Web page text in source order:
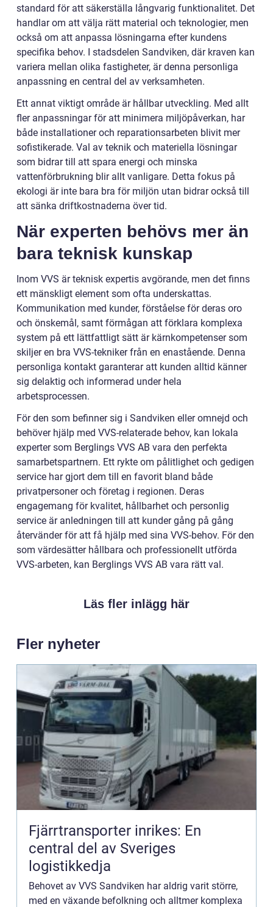
standard för att säkerställa långvarig funktionalitet. Det
handlar om att välja rätt material och teknologier, men
också om att anpassa lösningarna efter kundens
specifika behov. I stadsdelen Sandviken, där kraven kan
variera mellan olika fastigheter, är denna personliga
anpassning en central del av verksamheten.
Ett annat viktigt område är hållbar utveckling. Med allt
fler anpassningar för att minimera miljöpåverkan, har
både installationer och reparationsarbeten blivit mer
sofistikerade. Val av teknik och materiella lösningar
som bidrar till att spara energi och minska
vattenförbrukning blir allt vanligare. Detta fokus på
ekologi är inte bara bra för miljön utan bidrar också till
att sänka driftkostnaderna över tid.
När experten behövs mer än
bara teknisk kunskap
Inom VVS är teknisk expertis avgörande, men det finns
ett mänskligt element som ofta underskattas.
Kommunikation med kunder, förståelse för deras oro
och önskemål, samt förmågan att förklara komplexa
system på ett lättfattligt sätt är kärnkompetenser som
skiljer en bra VVS-tekniker från en enastående. Denna
personliga kontakt garanterar att kunden alltid känner
sig delaktig och informerad under hela
arbetsprocessen.
För den som befinner sig i Sandviken eller omnejd och
behöver hjälp med VVS-relaterade behov, kan lokala
experter som Berglings VVS AB vara den perfekta
samarbetspartnern. Ett rykte om pålitlighet och gedigen
service har gjort dem till en favorit bland både
privatpersoner och företag i regionen. Deras
engagemang för kvalitet, hållbarhet och personlig
service är anledningen till att kunder gång på gång
återvänder för att få hjälp med sina VVS-behov. För den
som värdesätter hållbara och professionellt utförda
VVS-arbeten, kan Berglings VVS AB vara rätt val.
Läs fler inlägg här
Fler nyheter
Fjärrtransporter inrikes: En
central del av Sveriges
logistikkedja
Behovet av VVS Sandviken har aldrig varit större,
med en växande befolkning och alltmer komplexa